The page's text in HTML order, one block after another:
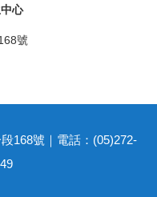
心
號
168號｜電話：(05)272-